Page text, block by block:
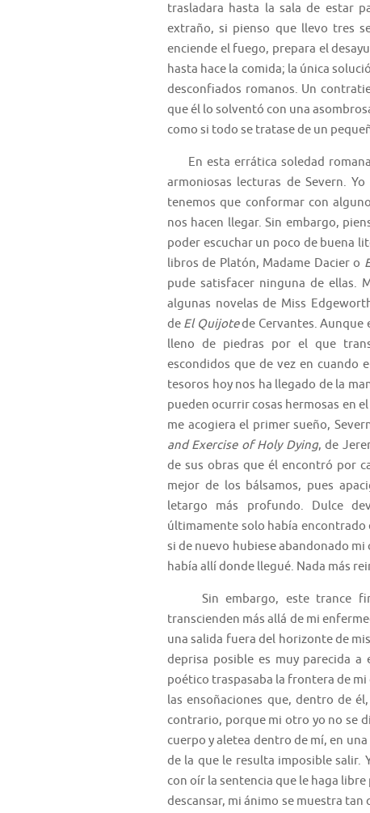
trasladara hasta la sala de estar
extraño, si pienso que llevo tres
enciende el fuego, prepara el
hasta hace la comida; la única
desconfiados romanos. Un
que él lo solventó con una
como si todo se tratase de un
En esta errática soledad
armoniosas lecturas de Severn.
tenemos que conformar con
nos hacen llegar. Sin embargo,
poder escuchar un poco de buena
libros de Platón, Madame Dacier o
pude satisfacer ninguna de ellas.
algunas novelas de Miss
de El Quijotede Cervantes. Aunque
lleno de piedras por el que
escondidos que de vez en cuando
tesoros hoy nos ha llegado de la
pueden ocurrir cosas hermosas en
me acogiera el primer sueño,
and Exercise of Holy Dying, de
de sus obras que él encontró por
mejor de los bálsamos, pues
letargo más profundo. Dulce
últimamente solo había encontrado
si de nuevo hubiese abandonado mi
había allí donde llegué. Nada más
Sin embargo, este trance
transcienden más allá de mi
una salida fuera del horizonte de
deprisa posible es muy parecida
poético traspasaba la frontera de mi
las ensoñaciones que, dentro de
contrario, porque mi otro yo no se
cuerpo y aletea dentro de mí, en
de la que le resulta imposible salir.
con oír la sentencia que le haga
descansar, mi ánimo se muestra